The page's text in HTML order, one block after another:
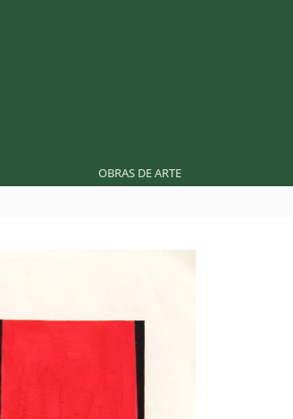
OBRAS DE ARTE